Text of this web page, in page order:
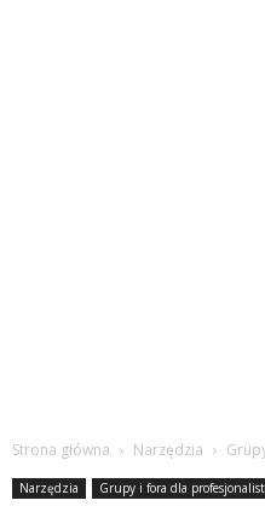
Strona główna Narzędzia
Narzędzia Grupy i fora dla